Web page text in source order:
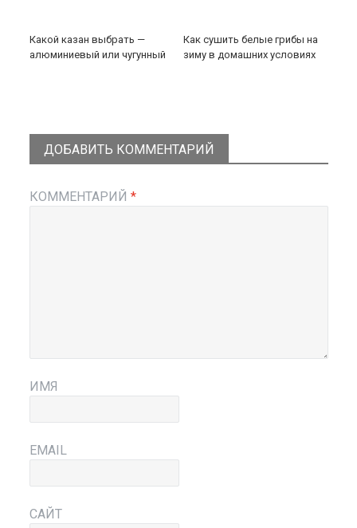
Какой казан выбрать —
алюминиевый или чугунный
Как сушить белые грибы на
зиму в домашних условиях
ДОБАВИТЬ КОММЕНТАРИЙ
КОММЕНТАРИЙ*
ИМЯ
EMAIL
САЙТ